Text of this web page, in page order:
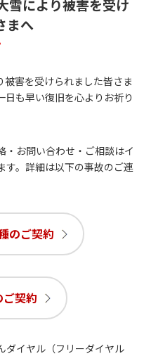
雪により被害を受け
まへ
害を受けられました皆さま
日も早い復旧を心よりお祈り
・お問い合わせ・ご相談はイ
す。詳細は以下の事故のご連
のご契約
ご契約
ダイヤル（フリーダイヤル